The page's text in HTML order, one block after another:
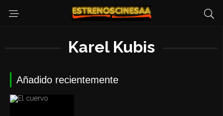
Karel Kubis
Añadido recientemente